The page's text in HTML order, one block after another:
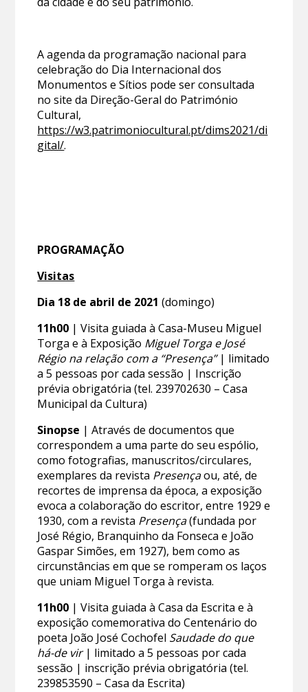
A agenda da programação nacional para
celebração do Dia Internacional dos
Monumentos e Sítios pode ser consultada
no site da Direção-Geral do Património
Cultural,
https://w3.patrimoniocultural.pt/dims2021/di
gital/.
PROGRAMAÇÃO
Visitas
Dia 18 de abril de 2021 (domingo)
11h00 | Visita guiada à Casa-Museu Miguel
Torga e à Exposição Miguel Torga e José
Régio na relação com a “Presença”| limitado
a 5 pessoas por cada sessão | Inscrição
prévia obrigatória (tel. 239702630 – Casa
Municipal da Cultura)
Sinopse | Através de documentos que
correspondem a uma parte do seu espólio,
como fotografias, manuscritos/circulares,
exemplares da revista Presençaou, até, de
recortes de imprensa da época, a exposição
evoca a colaboração do escritor, entre 1929 e
1930, com a revista Presença(fundada por
José Régio, Branquinho da Fonseca e João
Gaspar Simões, em 1927), bem como as
circunstâncias em que se romperam os laços
que uniam Miguel Torga à revista.
11h00 | Visita guiada à Casa da Escrita e à
exposição comemorativa do Centenário do
poeta João José Cochofel Saudade do que
há-de vir| limitado a 5 pessoas por cada
sessão | inscrição prévia obrigatória (tel.
239853590 – Casa da Escrita)